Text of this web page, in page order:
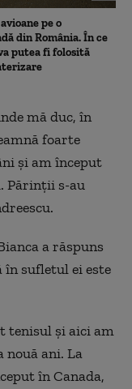
pe o
din România. În ce
putea fi folosită
mă duc, în
foarte
și am început
Părinții s-au
a răspuns
în sufletul ei este
tenisul și aici am
nouă ani. La
în Canada,